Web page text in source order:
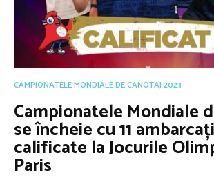
CAMPIONATELE MONDIALE DE CANOTAJ 2023
Campionatele Mondiale
se încheie cu 11
calificate la Jocurile
Paris